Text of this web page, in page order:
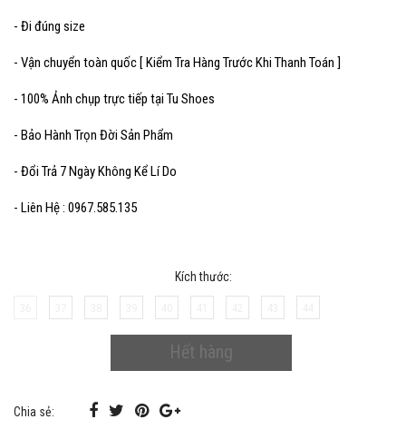
- Đi đúng size
- Vận chuyển toàn quốc [ Kiểm Tra Hàng Trước Khi Thanh Toán ]
- 100% Ảnh chụp trực tiếp tại Tu Shoes
- Bảo Hành Trọn Đời Sản Phẩm
- Đổi Trả 7 Ngày Không Kể Lí Do
- Liên Hệ : 0967.585.135
Kích thước:
Hết hàng
Chia sẻ: